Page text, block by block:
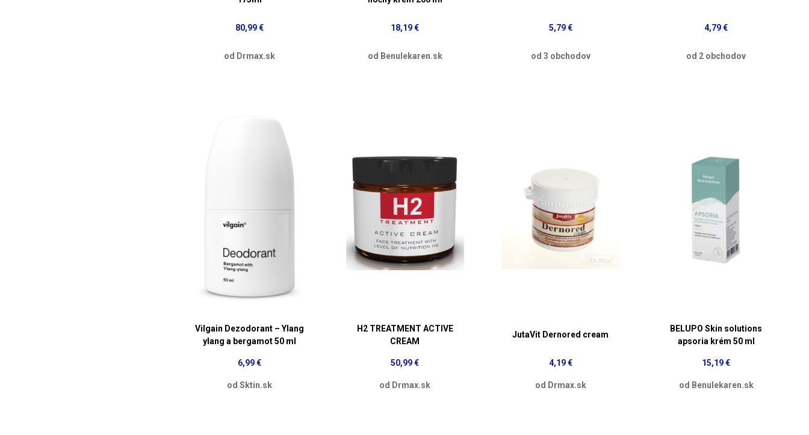
80,99 €
od Drmax.sk
18,19 €
od Benulekaren.sk
5,79 €
od 3 obchodov
4,79 €
od 2 obchodov
Vilgain Dezodorant – Ylang
ylang a bergamot 50 ml
6,99 €
od Sktin.sk
H2 TREATMENT ACTIVE
CREAM
50,99 €
od Drmax.sk
JutaVit Dernored cream
4,19 €
od Drmax.sk
BELUPO Skin solutions
apsoria krém 50 ml
15,19 €
od Benulekaren.sk